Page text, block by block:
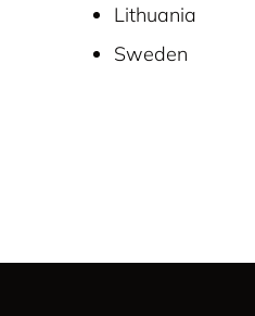
Lithuania
Sweden